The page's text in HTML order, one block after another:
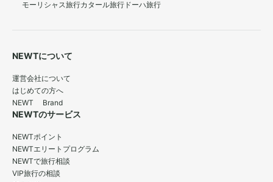
モーリシャス旅行カタール旅行 ドーハ旅行
NEWTについて
運営会社について
はじめての方へ
NEWT Brand
NEWTのサービス
NEWTポイント
NEWTエリートプログラム
NEWTで旅行相談
VIP旅行の相談